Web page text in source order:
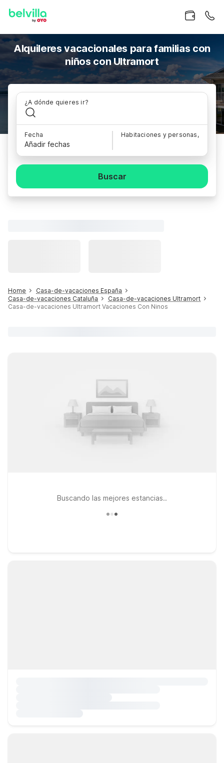
Alquileres vacacionales para familias con
niños con Ultramort
¿A dónde quieres ir?
Fecha
Añadir fechas
Habitaciones y personas,
Buscar
Home
Casa-de-vacaciones España
Casa-de-vacaciones Cataluña
Casa-de-vacaciones Ultramort
Casa-de-vacaciones Ultramort Vacaciones Con Ninos
Buscando las mejores estancias..